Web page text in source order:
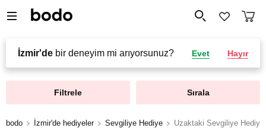
İzmir'de bir deneyim mi arıyorsunuz? Evet Hayır
Filtrele Sırala
bodo İzmir'de hediyeler Sevgiliye Hediye Uzaktaki Sevgiliye Hediye